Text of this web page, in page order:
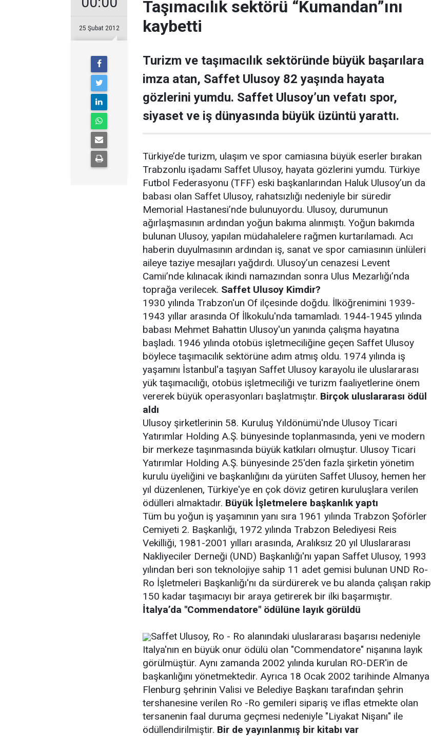
25 Şubat 2012
Taşımacılık sektörü “Kumandan”ını
kaybetti
Turizm ve taşımacılık sektöründe büyük başarılara
imza atan, Saffet Ulusoy 82 yaşında hayata
gözlerini yumdu. Saffet Ulusoy’un vefatı spor,
siyaset ve iş dünyasında büyük üzüntü yarattı.
Türkiye’de turizm, ulaşım ve spor camiasına büyük eserler bırakan
Trabzonlu işadamı Saffet Ulusoy, hayata gözlerini yumdu. Türkiye
Futbol Federasyonu (TFF) eski başkanlarından Haluk Ulusoy’un da
babası olan Saffet Ulusoy, rahatsızlığı nedeniyle bir süredir
Memorial Hastanesi’nde bulunuyordu. Ulusoy, durumunun
ağırlaşmasının ardından yoğun bakıma alınmıştı. Yoğun bakımda
bulunan Ulusoy, yapılan müdahalelere rağmen kurtarılamadı. Acı
haberin duyulmasının ardından iş, sanat ve spor camiasının ünlüleri
aileye taziye mesajları yağdırdı. Ulusoy’un cenazesi Levent
Camii’nde kılınacak ikindi namazından sonra Ulus Mezarlığı’nda
toprağa verilecek. Saffet Ulusoy Kimdir?
1930 yılında Trabzon'un Of ilçesinde doğdu. İlköğrenimini 1939-
1943 yıllar arasında Of İlkokulu'nda tamamladı. 1944-1945 yılında
babası Mehmet Bahattin Ulusoy'un yanında çalışma hayatına
başladı. 1946 yılında otobüs işletmeciliğine geçen Saffet Ulusoy
böylece taşımacılık sektörüne adım atmış oldu. 1974 yılında iş
yaşamını İstanbul'a taşıyan Saffet Ulusoy karayolu ile uluslararası
yük taşımacılığı, otobüs işletmeciliği ve turizm faaliyetlerine önem
vererek büyük operasyonları başlatmıştır. Birçok uluslararası ödül
aldı
Ulusoy şirketlerinin 58. Kuruluş Yıldönümü'nde Ulusoy Ticari
Yatırımlar Holding A.Ş. bünyesinde toplanmasında, yeni ve modern
bir merkeze taşınmasında büyük katkıları olmuştur. Ulusoy Ticari
Yatırımlar Holding A.Ş. bünyesinde 25'den fazla şirketin yönetim
kurulu üyeliğini ve başkanlığını da yürüten Saffet Ulusoy, hemen her
yıl düzenlenen, Türkiye'ye en çok döviz getiren kuruluşlara verilen
ödülleri almaktadır. Büyük İşletmelere başkanlık yaptı
Tüm bu yoğun iş yaşamının yanı sıra 1961 yılında Trabzon Şoförler
Cemiyeti 2. Başkanlığı, 1972 yılında Trabzon Belediyesi Reis
Vekilliği, 1981-2001 yılları arasında, Aralıksız 20 yıl Uluslararası
Nakliyeciler Derneği (UND) Başkanlığı'nı yapan Saffet Ulusoy, 1993
yılından beri son teknolojiye sahip 11 adet gemisi bulunan UND Ro-
Ro İşletmeleri Başkanlığı'nı da sürdürerek ve bu alanda çalışan rakip
150 kadar taşımacıyı bir araya getirerek bir ilki başarmıştır.
İtalya’da "Commendatore" ödülüne layık görüldü
Saffet Ulusoy, Ro - Ro alanındaki uluslararası başarısı nedeniyle
Italya'nın en büyük onur ödülü olan "Commendatore" nişanına layık
görülmüştür. Aynı zamanda 2002 yılında kurulan RO-DER'in de
başkanlığını yönetmektedir. Ayrıca 18 Ocak 2002 tarihinde Almanya
Flenburg şehrinin Valisi ve Belediye Başkanı tarafından şehrin
tershanesine verilen Ro -Ro gemileri sipariş ve iflas etmekte olan
tersanenin faal duruma geçmesi nedeniyle "Liyakat Nişanı" ile
ödüllendirilmiştir. Bir de yayınlanmış bir kitabı var